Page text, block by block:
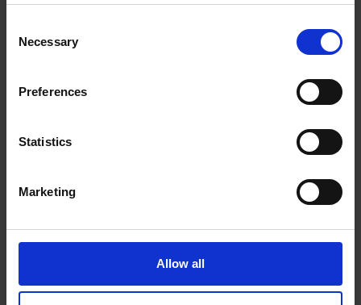
Selection
Necessary
Preferences
Statistics
Marketing
Allow all
Nous suivre
9:00 am - 6:30 pm